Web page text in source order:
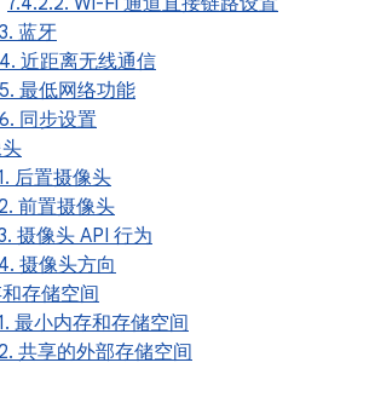
蓝牙
近距离无线通信
最低网络功能
同步设置
后置摄像头
前置摄像头
摄像头 API 行为
摄像头方向
存储空间
最小内存和存储空间
共享的外部存储空间